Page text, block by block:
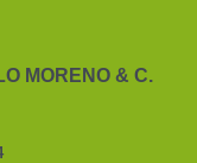
MORENO & C.